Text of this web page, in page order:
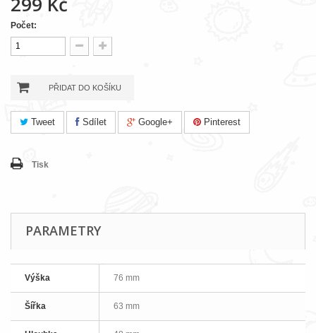
Počet:
PŘIDAT DO KOŠÍKU
Tweet Sdílet Google+ Pinterest
Tisk
PARAMETRY
Výška 76 mm
Šířka 63 mm